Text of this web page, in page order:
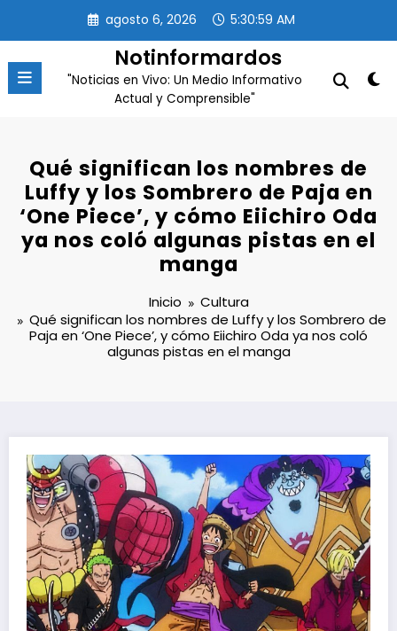
contenido
agosto 6, 2026 5:31:01 AM
Notinformardos
"Noticias en Vivo: Un Medio Informativo
Actual y Comprensible"
Qué significan los nombres de
Luffy y los Sombrero de Paja en
‘One Piece’, y cómo Eiichiro Oda
ya nos coló algunas pistas en el
manga
Inicio
Cultura
Qué significan los nombres de Luffy y los Sombrero de
Paja en ‘One Piece’, y cómo Eiichiro Oda ya nos coló
algunas pistas en el manga